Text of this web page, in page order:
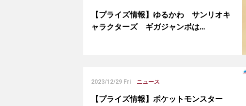
【プライズ情報】ゆるかわ サンリオキ
ャラクターズ ギガジャンボは…
2023/12/29 Fri ニュース
【プライズ情報】ポケットモンスター